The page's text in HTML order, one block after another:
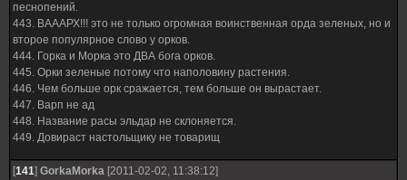
песнопений.
443. ВАААРХ!!! это не только огромная воинственная орда зеленых, но и
второе популярное слово у орков.
444. Горка и Морка это ДВА бога орков.
445. Орки зеленые потому что наполовину растения.
446. Чем больше орк сражается, тем больше он вырастает.
447. Варп не ад
448. Название расы эльдар не склоняется.
449. Довираст настольщику не товарищ
[141] GorkaMorka [2011-02-02, 11:38:12]